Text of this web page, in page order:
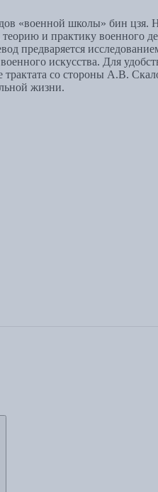
«военной школы» бин цзя.
и практику военного
предваряется
искусства. Для
трактата со стороны А.В.
жизни.